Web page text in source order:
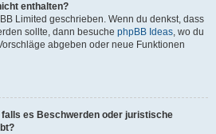
enthalten?
Limited geschrieben. Wenn du denkst, dass
sollte, dann besuche phpBB Ideas, wo du
abgeben oder neue Funktionen
es Beschwerden oder juristische